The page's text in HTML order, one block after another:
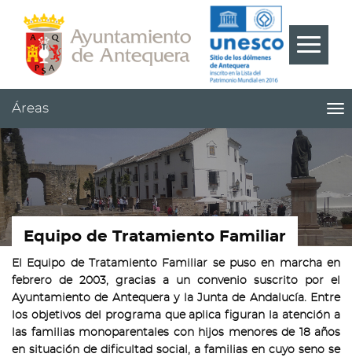
Cabecera
Pie
Menú
???
Áreas
Equipo de Tratamiento Familiar
El Equipo de Tratamiento Familiar se puso en marcha en
febrero de 2003, gracias a un convenio suscrito por el
Ayuntamiento de Antequera y la Junta de Andalucía. Entre
los objetivos del programa que aplica figuran la atención a
las familias monoparentales con hijos menores de 18 años
en situación de dificultad social, a familias en cuyo seno se